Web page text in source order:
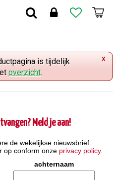
x
is tijdelijk
overzicht.
Meld je aan!
de wekelijkse nieuwsbrief:
op conform onze privacy policy.
achternaam